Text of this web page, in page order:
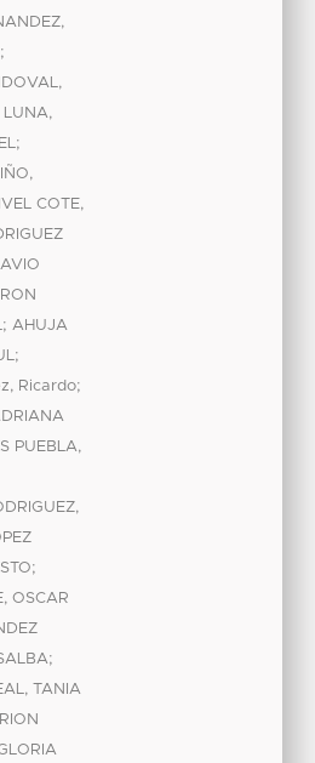
;
LUNA,
;
COTE,
; AHUJA
;
Ricardo;
PUEBLA,
;
OSCAR
;
TANIA